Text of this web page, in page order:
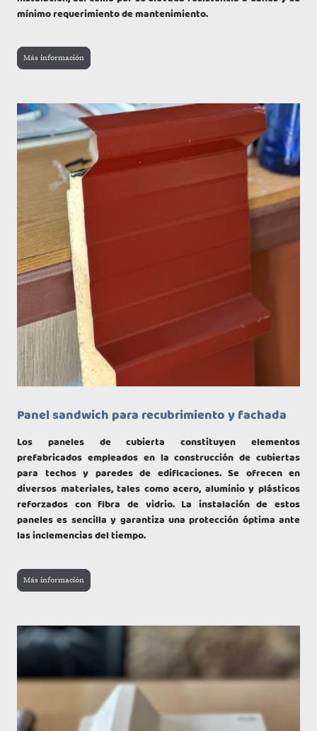
mínimo requerimiento de mantenimiento.
Más información
Panel sandwich para recubrimiento y fachada
Los paneles de cubierta constituyen elementos
prefabricados empleados en la construcción de cubiertas
para techos y paredes de edificaciones. Se ofrecen en
diversos materiales, tales como acero, aluminio y plásticos
reforzados con fibra de vidrio. La instalación de estos
paneles es sencilla y garantiza una protección óptima ante
las inclemencias del tiempo.
Más información